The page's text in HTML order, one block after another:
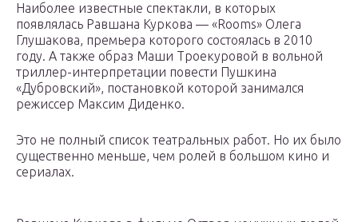
Наиболее известные спектакли, в которых
появлялась Равшана Куркова — «Rooms» Олега
Глушакова, премьера которого состоялась в 2010
году. А также образ Маши Троекуровой в вольной
триллер-интерпретации повести Пушкина
«Дубровский», постановкой которой занимался
режиссер Максим Диденко.
Это не полный список театральных работ. Но их было
существенно меньше, чем ролей в большом кино и
сериалах.